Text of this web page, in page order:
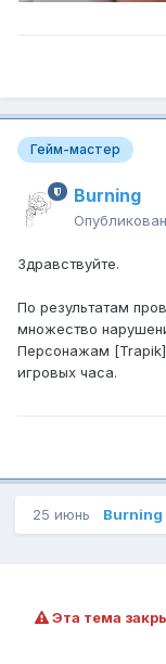
Гейм-мастер
Burning
Здравствуйте.
По результатам
множество
Персонажам [Trapik]
игровых часа.
25 июнь Burning
Эта тема